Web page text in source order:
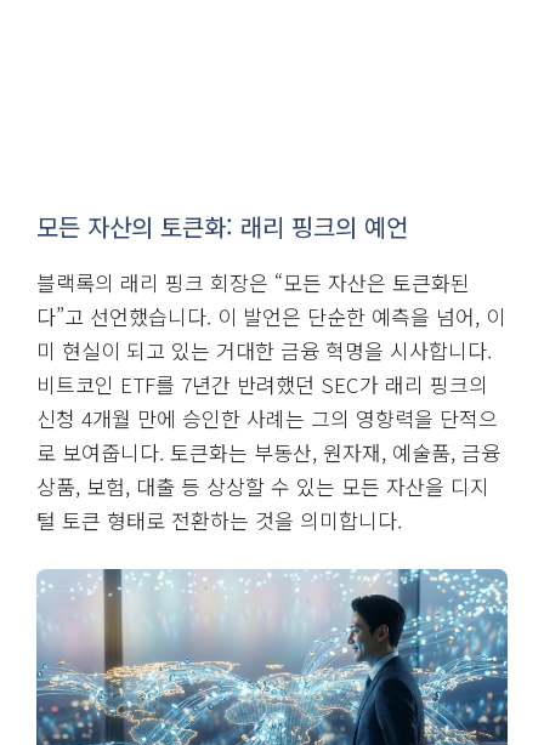
모든 자산의 토큰화: 래리 핑크의 예언
블랙록의 래리 핑크 회장은 “모든 자산은 토큰화된
다”고 선언했습니다. 이 발언은 단순한 예측을 넘어, 이
미 현실이 되고 있는 거대한 금융 혁명을 시사합니다.
비트코인 ETF를 7년간 반려했던 SEC가 래리 핑크의
신청 4개월 만에 승인한 사례는 그의 영향력을 단적으
로 보여줍니다. 토큰화는 부동산, 원자재, 예술품, 금융
상품, 보험, 대출 등 상상할 수 있는 모든 자산을 디지
털 토큰 형태로 전환하는 것을 의미합니다.